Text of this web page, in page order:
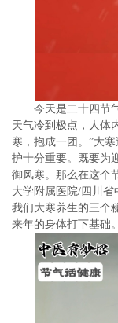
今天是二十四节
天气冷到极点，人体
寒，抱成一团。”大
护十分重要。既要为
御风寒。那么在这个
大学附属医院/四川
我们大寒养生的三个
来年的身体打下基础。